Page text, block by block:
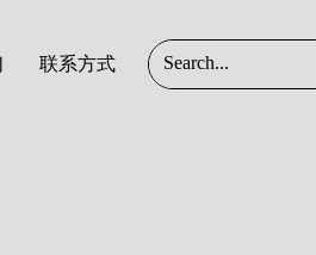
联系方式